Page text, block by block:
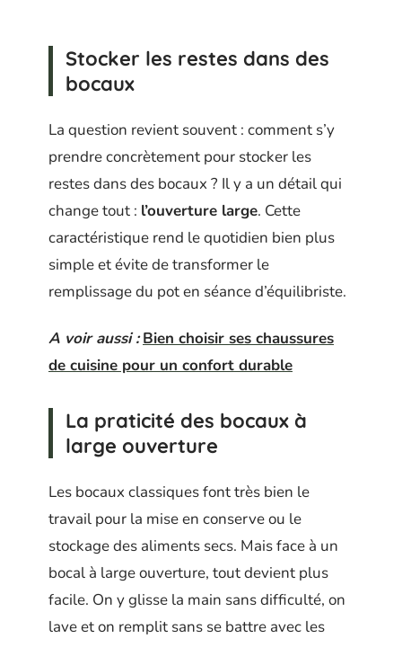
Stocker les restes dans des
bocaux
La question revient souvent : comment s’y
prendre concrètement pour stocker les
restes dans des bocaux ? Il y a un détail qui
change tout : l’ouverture large. Cette
caractéristique rend le quotidien bien plus
simple et évite de transformer le
remplissage du pot en séance d’équilibriste.
A voir aussi : Bien choisir ses chaussures
de cuisine pour un confort durable
La praticité des bocaux à
large ouverture
Les bocaux classiques font très bien le
travail pour la mise en conserve ou le
stockage des aliments secs. Mais face à un
bocal à large ouverture, tout devient plus
facile. On y glisse la main sans difficulté, on
lave et on remplit sans se battre avec les